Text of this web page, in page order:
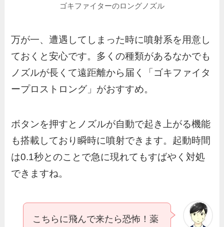
ゴキファイターのロングノズル
万が一、遭遇してしまった時に噴射系を用意し
ておくと安心です。多くの種類があるなかでも
ノズルが長くて遠距離から届く「ゴキファイタ
ープロストロング」がおすすめ。
ボタンを押すとノズルが自動で起き上がる機能
も搭載しており瞬時に噴射できます。起動時間
は0.1秒とのことで急に現れてもすばやく対処
できますね。
こちらに飛んで来たら恐怖！薬